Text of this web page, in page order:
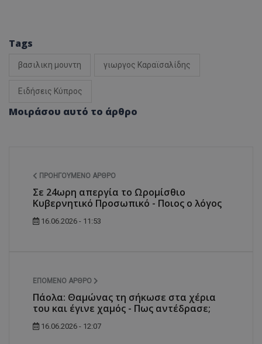
Tags
βασιλικη μουντη γιωργος Καραϊσαλίδης
Ειδήσεις Κύπρος
Μοιράσου αυτό το άρθρο
ΠΡΟΗΓΟΎΜΕΝΟ ΆΡΘΡΟ
Σε 24ωρη απεργία το Ωρομίσθιο
Κυβερνητικό Προσωπικό - Ποιος ο λόγος
16.06.2026 - 11:53
ΕΠΌΜΕΝΟ ΆΡΘΡΟ
Πάολα: Θαμώνας τη σήκωσε στα χέρια
του και έγινε χαμός - Πως αντέδρασε;
16.06.2026 - 12:07